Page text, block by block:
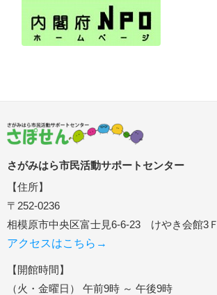
さがみはら市民活動サポートセンター
【住所】
〒252-0236
相模原市中央区富士見6-6-23 けやき会館3Ｆ
アクセスはこちら→
【開館時間】
（火・金曜日） 午前9時 ～ 午後9時